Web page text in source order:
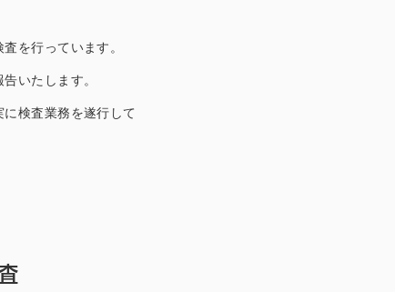
を行っています。
いたします。
検査業務を遂行して